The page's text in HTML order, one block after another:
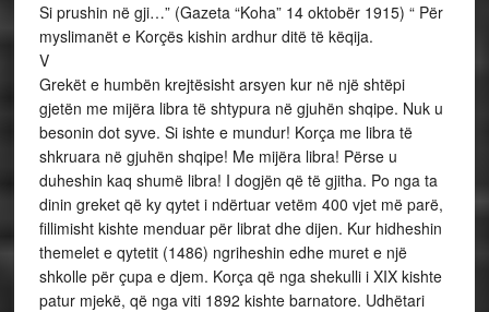
Si prushin në gji…” (Gazeta “Koha” 14 oktobër 1915) “ Për
myslimanët e Korçës kishin ardhur ditë të këqija.
V
Grekët e humbën krejtësisht arsyen kur në një shtëpi
gjetën me mijëra libra të shtypura në gjuhën shqipe. Nuk u
besonin dot syve. Si ishte e mundur! Korça me libra të
shkruara në gjuhën shqipe! Me mijëra libra! Përse u
duheshin kaq shumë libra! I dogjën që të gjitha. Po nga ta
dinin greket që ky qytet i ndërtuar vetëm 400 vjet më parë,
fillimisht kishte menduar për librat dhe dijen. Kur hidheshin
themelet e qytetit (1486) ngriheshin edhe muret e një
shkolle për çupa e djem. Korça që nga shekulli i XIX kishte
patur mjekë, që nga viti 1892 kishte barnatore. Udhëtari